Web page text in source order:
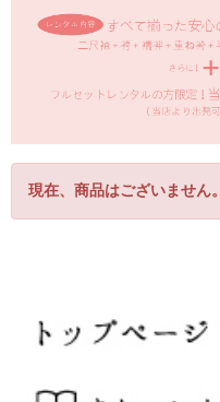
現在、商品はございません。